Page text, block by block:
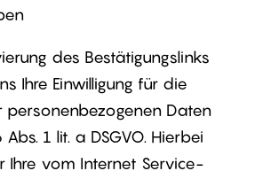
des Bestätigungslinks
Ihre Einwilligung für die
personenbezogenen Daten
1 lit. a DSGVO. Hierbei
Ihre vom Internet Service-